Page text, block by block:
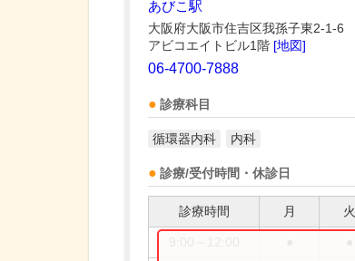
あびこ駅
大阪府大阪市住吉区我孫子東2-1-6
アビコエイトビル1階 [地図]
06-4700-7888
診療科目
循環器内科 内科
診療/受付時間・休診日
診療時間 月 火